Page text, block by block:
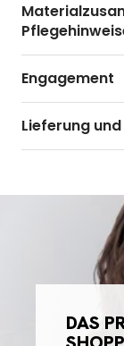
Engagement
Lieferung
DAS